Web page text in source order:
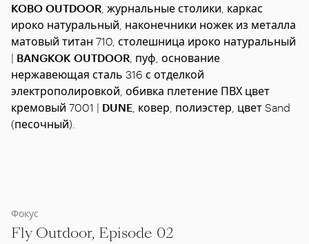
KOBO OUTDOOR , журнальные столики, каркас
ироко натуральный, наконечники ножек из металла
матовый титан 710, столешница ироко натуральный
| BANGKOK OUTDOOR , пуф, основание
нержавеющая сталь 316 с отделкой
электрополировкой, обивка плетение ПВХ цвет
кремовый 7001 | DUNE , ковер, полиэстер, цвет Sand
(песочный).
Фокус
Fly Outdoor, Episode 02